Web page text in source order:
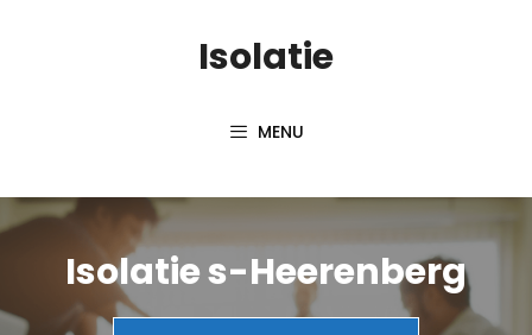
Isolatie
MENU
Isolatie s-Heerenberg